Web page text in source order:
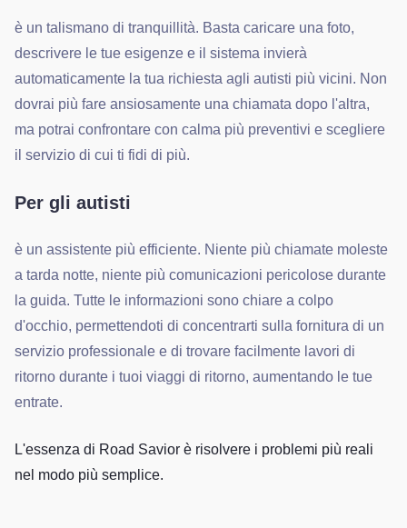
è un talismano di tranquillità. Basta caricare una foto,
descrivere le tue esigenze e il sistema invierà
automaticamente la tua richiesta agli autisti più vicini. Non
dovrai più fare ansiosamente una chiamata dopo l'altra,
ma potrai confrontare con calma più preventivi e scegliere
il servizio di cui ti fidi di più.
Per gli autisti
è un assistente più efficiente. Niente più chiamate moleste
a tarda notte, niente più comunicazioni pericolose durante
la guida. Tutte le informazioni sono chiare a colpo
d'occhio, permettendoti di concentrarti sulla fornitura di un
servizio professionale e di trovare facilmente lavori di
ritorno durante i tuoi viaggi di ritorno, aumentando le tue
entrate.
L'essenza di Road Savior è risolvere i problemi più reali
nel modo più semplice.